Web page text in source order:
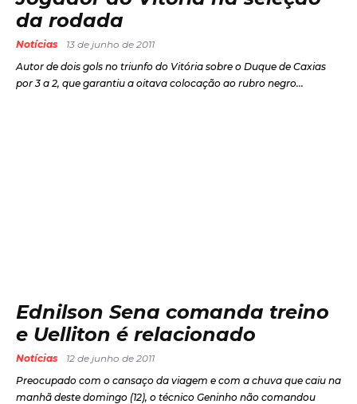
da rodada
Notícias
13 de junho de 2011
Autor de dois gols no triunfo do Vitória sobre o Duque de Caxias
por 3 a 2, que garantiu a oitava colocação ao rubro negro...
Ednilson Sena comanda treino
e Uelliton é relacionado
Notícias
12 de junho de 2011
Preocupado com o cansaço da viagem e com a chuva que caiu na
manhã deste domingo (12), o técnico Geninho não comandou